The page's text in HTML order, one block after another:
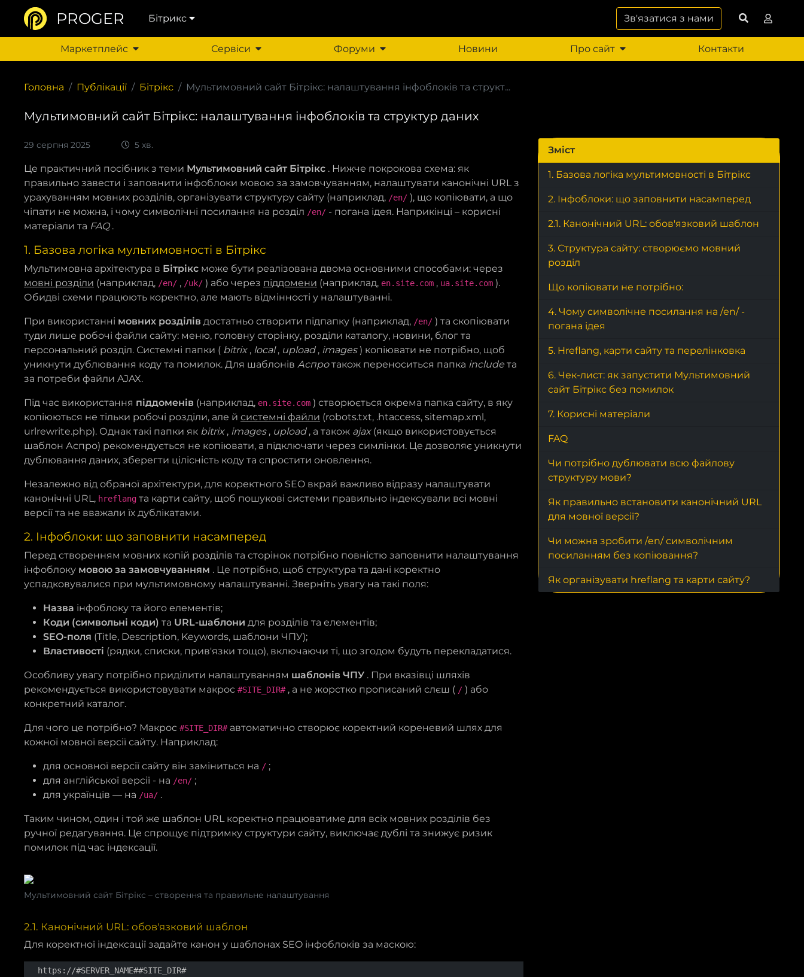
PROGER Бітрикс Зв'язатися з нами
Маркетплейс Сервіси Форуми Новини Про сайт Контакти
Головна Публікації Бітрікс Мультимовний сайт Бітрікс: налаштування інфоблоків та структ...
Мультимовний сайт Бітрікс: налаштування інфоблоків та структур даних
29 серпня 2025 5 хв.
Це практичний посібник з теми Мультимовний сайт Бітрікс . Нижче покрокова схема: як
правильно завести і заповнити інфоблоки мовою за замовчуванням, налаштувати канонічні URL з
урахуванням мовних розділів, організувати структуру сайту (наприклад, /en/ ), що копіювати, а що
чіпати не можна, і чому символічні посилання на розділ /en/ - погана ідея. Наприкінці – корисні
матеріали та FAQ.
1. Базова логіка мультимовності в Бітрікс
Мультимовна архітектура в Бітрікс може бути реалізована двома основними способами: через
мовні розділи (наприклад, /en/ , /uk/ ) або через піддомени (наприклад, en.site.com , ua.site.com ).
Обидві схеми працюють коректно, але мають відмінності у налаштуванні.
При використанні мовних розділів достатньо створити підпапку (наприклад, /en/ ) та скопіювати
туди лише робочі файли сайту: меню, головну сторінку, розділи каталогу, новини, блог та
персональний розділ. Системні папки ( bitrix, local, upload, images) копіювати не потрібно, щоб
уникнути дублювання коду та помилок. Для шаблонів Аспротакож переноситься папка include та
за потреби файли AJAX.
Під час використання піддоменів (наприклад, en.site.com ) створюється окрема папка сайту, в яку
копіюються не тільки робочі розділи, але й системні файли (robots.txt, .htaccess, sitemap.xml,
urlrewrite.php). Однак такі папки як bitrix, images, upload, а також ajax(якщо використовується
шаблон Аспро) рекомендується не копіювати, а підключати через симлінки. Це дозволяє уникнути
дублювання даних, зберегти цілісність коду та спростити оновлення.
Незалежно від обраної архітектури, для коректного SEO вкрай важливо відразу налаштувати
канонічні URL, hreflang та карти сайту, щоб пошукові системи правильно індексували всі мовні
версії та не вважали їх дублікатами.
2. Інфоблоки: що заповнити насамперед
Перед створенням мовних копій розділів та сторінок потрібно повністю заповнити налаштування
інфоблоку мовою за замовчуванням . Це потрібно, щоб структура та дані коректно
успадковувалися при мультимовному налаштуванні. Зверніть увагу на такі поля:
Назва інфоблоку та його елементів;
Коди (символьні коди) та URL-шаблони для розділів та елементів;
SEO-поля (Title, Description, Keywords, шаблони ЧПУ);
Властивості (рядки, списки, прив'язки тощо), включаючи ті, що згодом будуть перекладатися.
Особливу увагу потрібно приділити налаштуванням шаблонів ЧПУ . При вказівці шляхів
рекомендується використовувати макрос #SITE_DIR#, а не жорстко прописаний слєш ( / ) або
конкретний каталог.
Для чого це потрібно? Макрос #SITE_DIR#автоматично створює коректний кореневий шлях для
кожної мовної версії сайту. Наприклад:
для основної версії сайту він заміниться на / ;
для англійської версії - на /en/ ;
для українців — на /ua/ .
Таким чином, один і той же шаблон URL коректно працюватиме для всіх мовних розділів без
ручної редагування. Це спрощує підтримку структури сайту, виключає дублі та знижує ризик
помилок під час індексації.
Мультимовний сайт Бітрікс – створення та правильне налаштування
2.1. Канонічний URL: обов'язковий шаблон
Для коректної індексації задайте канон у шаблонах SEO інфоблоків за маскою:
https://#SERVER_NAME##SITE_DIR#
Зміст
1. Базова логіка мультимовності в Бітрікс
2. Інфоблоки: що заповнити насамперед
2.1. Канонічний URL: обов'язковий шаблон
3. Структура сайту: створюємо мовний
розділ
Що копіювати не потрібно:
4. Чому символічне посилання на /en/ -
погана ідея
5. Hreflang, карти сайту та перелінковка
6. Чек-лист: як запустити Мультимовний
сайт Бітрікс без помилок
7. Корисні матеріали
FAQ
Чи потрібно дублювати всю файлову
структуру мови?
Як правильно встановити канонічний URL
для мовної версії?
Чи можна зробити /en/ символічним
посиланням без копіювання?
Як організувати hreflang та карти сайту?